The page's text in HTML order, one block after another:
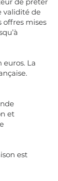
validité de
offres mises
euros. La
et
est